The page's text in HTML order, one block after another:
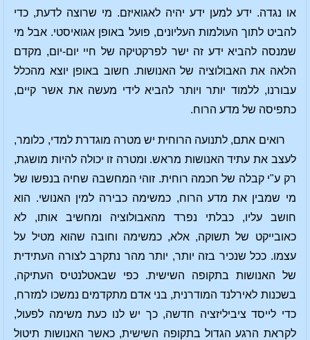
או נגדה. ידע למען ידע יהיה לאגואיזם. מי שרוצה לדעת, כדי
להביט לתוך העולמות העליונים, פועל באופן אגואיסטי. אבל מי
שמנסה להביא ידע זה ישר לפרקטיקה של חיי יום-יום, מקדם
הלאה את האבולוציה של האנושות. חשוב באופן יוצא מהכלל
עבורנו, ללמוד יותר ויותר להביא לידי מעשה את אשר קיים,
כתפיסה של מדע הרוח.
רואים אתם, לתנועה הרוחית יש מטרה מוגדרת למדי, כלומר,
לעצב את עתיד האנושות מראש. ומטרה זו יכולה להיות מושגת,
רק ע"י קבלה של חכמה רוחית. זוהי המחשבה שחיה בנפשו של
מי שמבין את מדע הרוח, כמשימה כבירה למין האנושי. הוא
חושב עליו, כבלתי נפרד מהאבולוציה ומחשיב אותו, לא
כאובייקט של תשוקה, אלא, כמשימה וחובה שהוא מטיל על
עצמו. ככל שנכיר בזה יותר, יותר מהר נתקרב לצורה העתידית
של האנושות בתקופה השישית. כפי שבאטלנטיס העתיקה,
בשכנות לאירלנד המודרנית, בני אדם מתקדמים נמשכו למזרח,
כדי לייסד ציביליזציה חדשה, כך יש לנו כעת משימה לפעול,
לקראת הרגע הגדול בתקופה השישית, כאשר האנושות תיטול